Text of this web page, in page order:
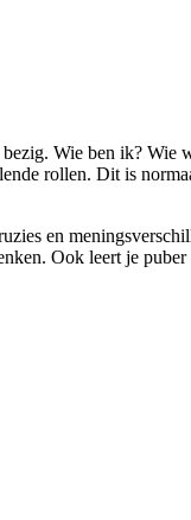
Wie ben ik?
rollen. Dit is
en
Ook leert je